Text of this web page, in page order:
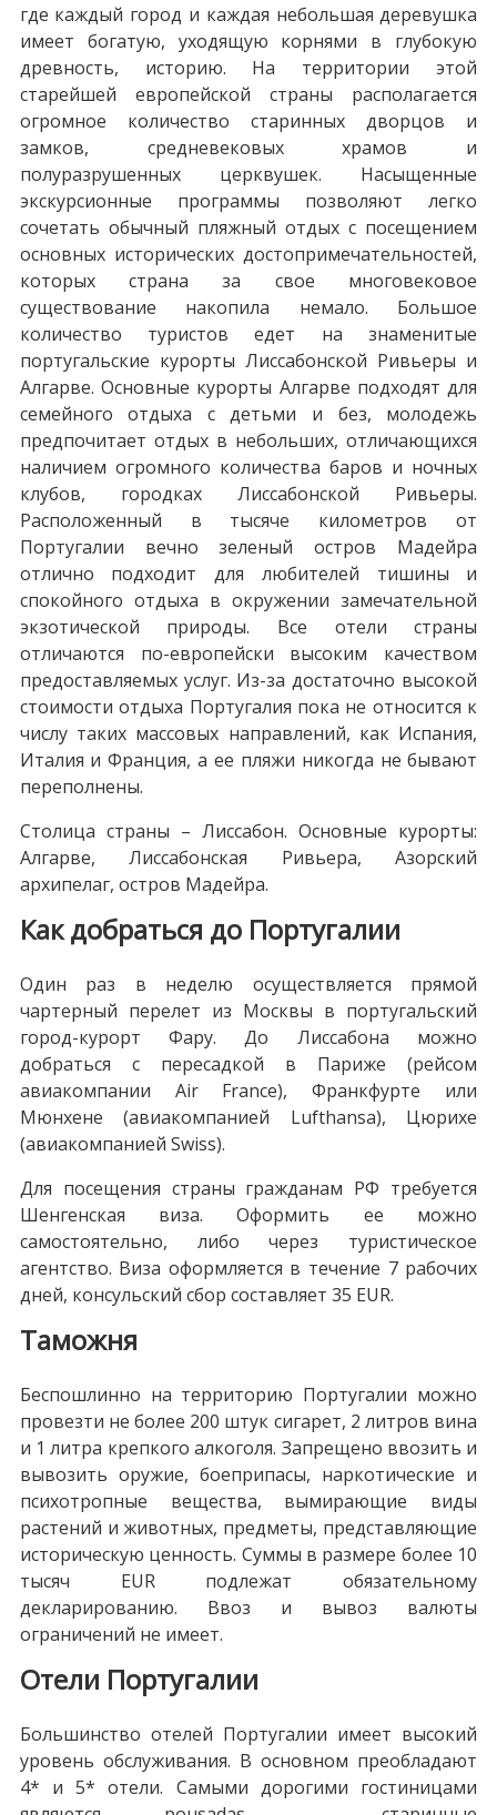
где каждый город и каждая небольшая деревушка
имеет богатую, уходящую корнями в глубокую
древность, историю. На территории этой
старейшей европейской страны располагается
огромное количество старинных дворцов и
замков, средневековых храмов и
полуразрушенных церквушек. Насыщенные
экскурсионные программы позволяют легко
сочетать обычный пляжный отдых с посещением
основных исторических достопримечательностей,
которых страна за свое многовековое
существование накопила немало. Большое
количество туристов едет на знаменитые
португальские курорты Лиссабонской Ривьеры и
Алгарве. Основные курорты Алгарве подходят для
семейного отдыха с детьми и без, молодежь
предпочитает отдых в небольших, отличающихся
наличием огромного количества баров и ночных
клубов, городках Лиссабонской Ривьеры.
Расположенный в тысяче километров от
Португалии вечно зеленый остров Мадейра
отлично подходит для любителей тишины и
спокойного отдыха в окружении замечательной
экзотической природы. Все отели страны
отличаются по-европейски высоким качеством
предоставляемых услуг. Из-за достаточно высокой
стоимости отдыха Португалия пока не относится к
числу таких массовых направлений, как Испания,
Италия и Франция, а ее пляжи никогда не бывают
переполнены.
Столица страны – Лиссабон. Основные курорты:
Алгарве, Лиссабонская Ривьера, Азорский
архипелаг, остров Мадейра.
Как добраться до Португалии
Один раз в неделю осуществляется прямой
чартерный перелет из Москвы в португальский
город-курорт Фару. До Лиссабона можно
добраться с пересадкой в Париже (рейсом
авиакомпании Air France), Франкфурте или
Мюнхене (авиакомпанией Lufthansa), Цюрихе
(авиакомпанией Swiss).
Для посещения страны гражданам РФ требуется
Шенгенская виза. Оформить ее можно
самостоятельно, либо через туристическое
агентство. Виза оформляется в течение 7 рабочих
дней, консульский сбор составляет 35 EUR.
Таможня
Беспошлинно на территорию Португалии можно
провезти не более 200 штук сигарет, 2 литров вина
и 1 литра крепкого алкоголя. Запрещено ввозить и
вывозить оружие, боеприпасы, наркотические и
психотропные вещества, вымирающие виды
растений и животных, предметы, представляющие
историческую ценность. Суммы в размере более 10
тысяч EUR подлежат обязательному
декларированию. Ввоз и вывоз валюты
ограничений не имеет.
Отели Португалии
Большинство отелей Португалии имеет высокий
уровень обслуживания. В основном преобладают
4* и 5* отели. Самыми дорогими гостиницами